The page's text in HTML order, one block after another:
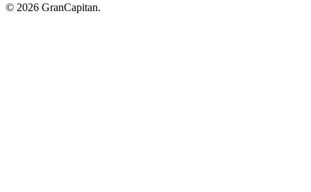
© 2026 GranCapitan.